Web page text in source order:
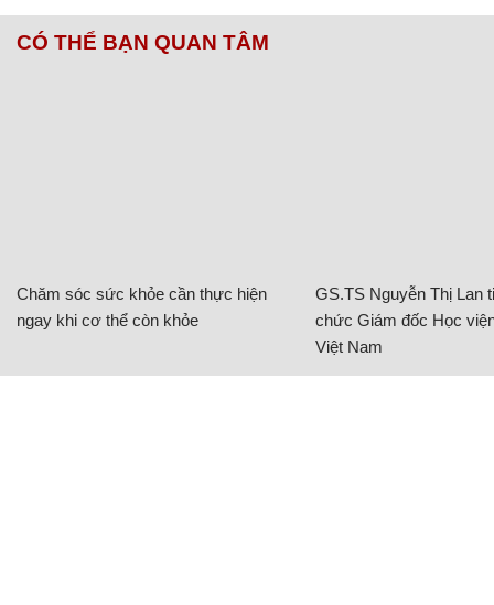
CÓ THỂ BẠN QUAN TÂM
Chăm sóc sức khỏe cần thực hiện
ngay khi cơ thể còn khỏe
GS.TS Nguyễn Thị Lan
chức Giám đốc Học
Việt Nam